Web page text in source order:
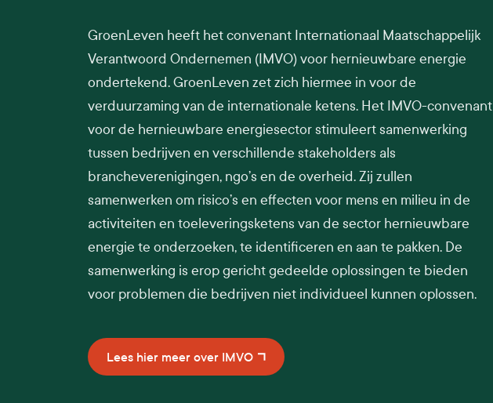
GroenLeven heeft het convenant Internationaal Maatschappelijk
Verantwoord Ondernemen (IMVO) voor hernieuwbare energie
ondertekend. GroenLeven zet zich hiermee in voor de
verduurzaming van de internationale ketens. Het IMVO-convenant
voor de hernieuwbare energiesector stimuleert samenwerking
tussen bedrijven en verschillende stakeholders als
brancheverenigingen, ngo’s en de overheid. Zij zullen
samenwerken om risico’s en effecten voor mens en milieu in de
activiteiten en toeleveringsketens van de sector hernieuwbare
energie te onderzoeken, te identificeren en aan te pakken. De
samenwerking is erop gericht gedeelde oplossingen te bieden
voor problemen die bedrijven niet individueel kunnen oplossen.
Lees hier meer over IMVO